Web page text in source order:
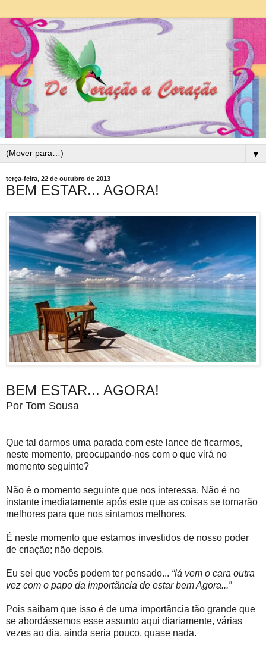
▼
terça-feira, 22 de outubro de 2013
BEM ESTAR... AGORA!
BEM ESTAR... AGORA!
Por Tom Sousa
Que tal darmos uma parada com este lance de ficarmos,
neste momento, preocupando-nos com o que virá no
momento seguinte?
Não é o momento seguinte que nos interessa. Não é no
instante imediatamente após este que as coisas se tornarão
melhores para que nos sintamos melhores.
É neste momento que estamos investidos de nosso poder
de criação; não depois.
Eu sei que vocês podem ter pensado... “lá vem o cara outra
vez com o papo da importância de estar bem Agora...”
Pois saibam que isso é de uma importância tão grande que
se abordássemos esse assunto aqui diariamente, várias
vezes ao dia, ainda seria pouco, quase nada.